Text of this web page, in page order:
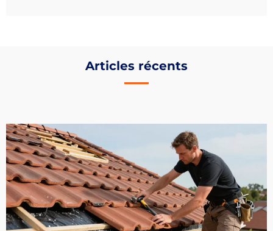
Articles récents